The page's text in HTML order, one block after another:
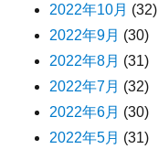
2022年10月 (32)
2022年9月 (30)
2022年8月 (31)
2022年7月 (32)
2022年6月 (30)
2022年5月 (31)